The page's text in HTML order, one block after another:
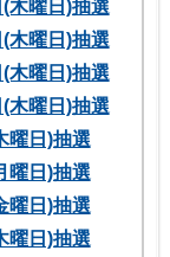
木曜日)抽選
木曜日)抽選
木曜日)抽選
木曜日)抽選
曜日)抽選
曜日)抽選
曜日)抽選
曜日)抽選